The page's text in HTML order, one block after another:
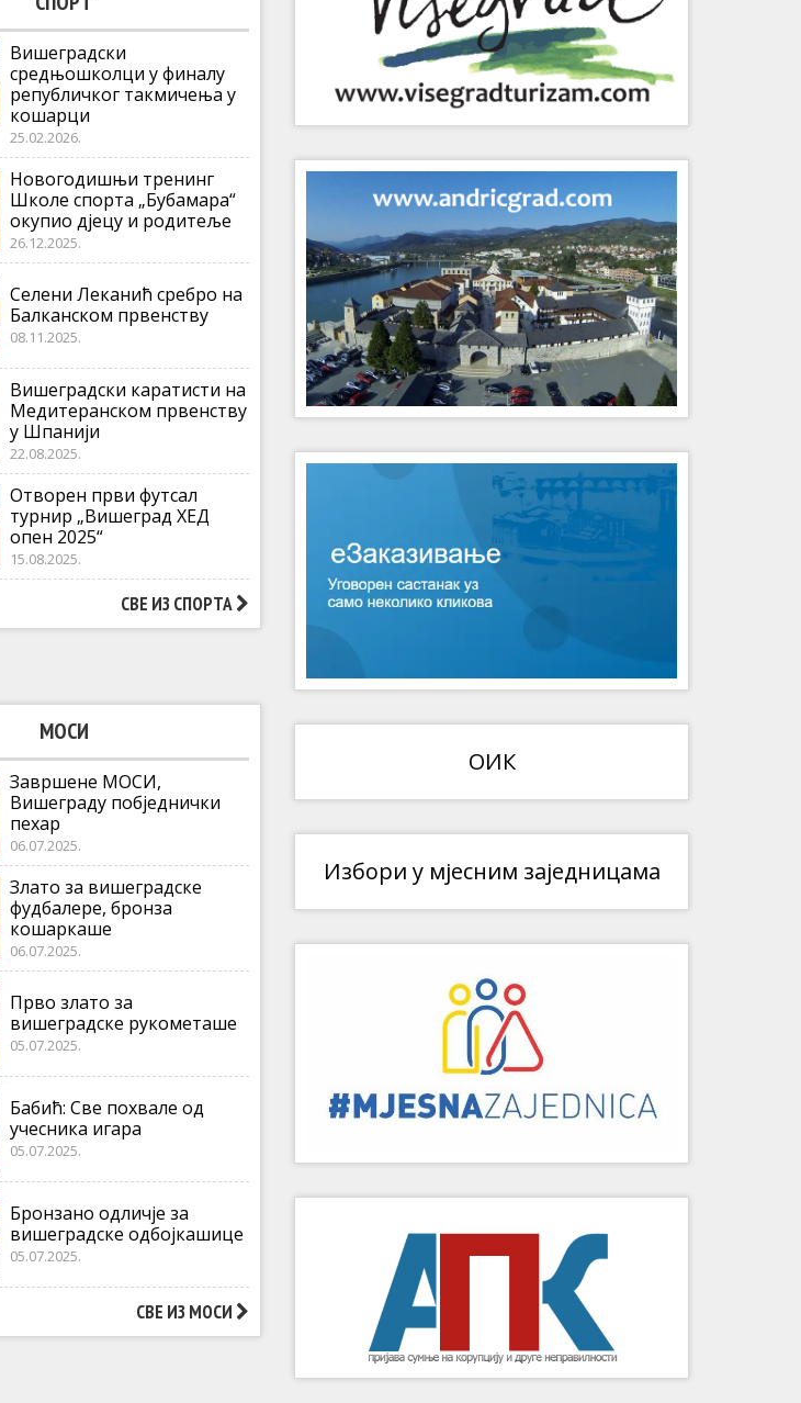
Вишеградски
средњошколци у финалу
републичког такмичења у
кошарци
25.02.2026.
Новогодишњи тренинг
Школе спорта „Бубамара“
окупио дјецу и родитеље
26.12.2025.
Селени Леканић сребро на
Балканском првенству
08.11.2025.
Вишеградски каратисти на
Медитеранском првенству
у Шпанији
22.08.2025.
Отворен први футсал
турнир „Вишеград ХЕД
опен 2025“
15.08.2025.
СВЕ ИЗ СПОРТА
МОСИ
Завршене МОСИ,
Вишеграду побједнички
пехар
06.07.2025.
Злато за вишеградске
фудбалере, бронза
кошаркаше
06.07.2025.
Прво злато за
вишеградске рукометаше
05.07.2025.
Бабић: Све похвале од
учесника игара
05.07.2025.
Бронзано одличје за
вишеградске одбојкашице
05.07.2025.
СВЕ ИЗ МОСИ
ОИК
Избори у мјесним заједницама